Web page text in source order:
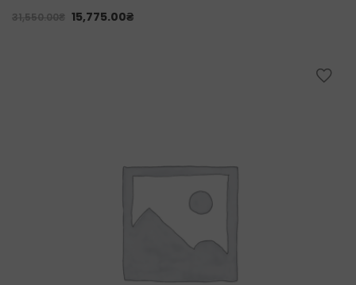
31,550.00₴ 15,775.00₴